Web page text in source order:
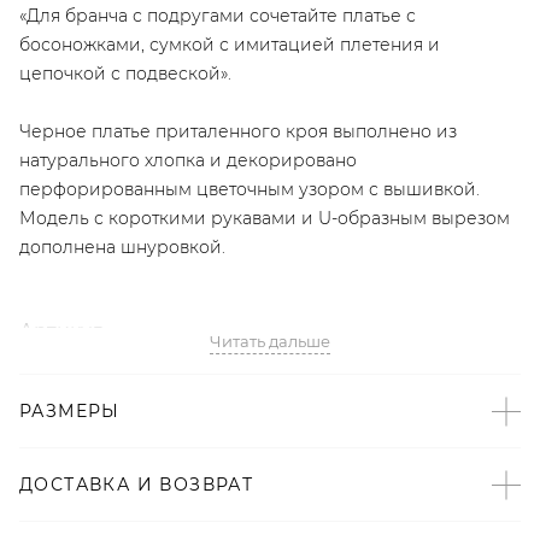
«Для бранча с подругами сочетайте платье с
босоножками, сумкой с имитацией плетения и
цепочкой с подвеской».
Черное платье приталенного кроя выполнено из
натурального хлопка и декорировано
перфорированным цветочным узором с вышивкой.
Модель с короткими рукавами и U-образным вырезом
дополнена шнуровкой.
Артикул
– Дизайн: Санкт-Петербург, Россия;
Читать дальше
РАЗМЕРЫ
ДОСТАВКА И ВОЗВРАТ